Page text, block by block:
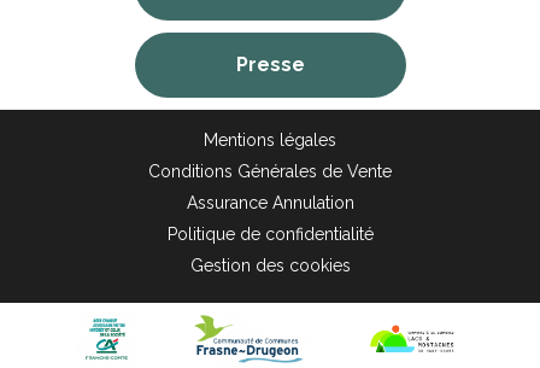
Presse
Mentions légales
Conditions Générales de Vente
Assurance Annulation
Politique de confidentialité
Gestion des cookies